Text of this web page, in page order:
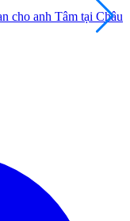
Modern Door lắp đặt
Đăng Khoa tại Bình